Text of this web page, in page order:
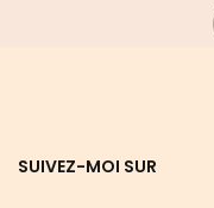
SUIVEZ-MOI SUR